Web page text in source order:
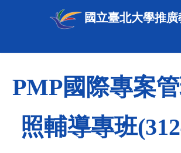
國立臺北大學推廣
PMP國際專案
照輔導專班